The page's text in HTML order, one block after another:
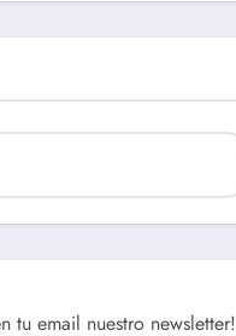
tu email nuestro newsletter!